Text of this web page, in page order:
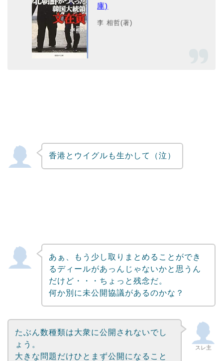
庫)
李 相哲(著)
香港とウイグルも生かして（泣）
あぁ、もう少し取りまとめることができ
るディールがあっんじゃないかと思うん
だけど・・・ちょっと残念だ。
何か別に未公開協議があるのかな？
スレ主
たぶん数種類は大衆に公開されないでし
ょう。
大きな問題だけひとまず公開になること